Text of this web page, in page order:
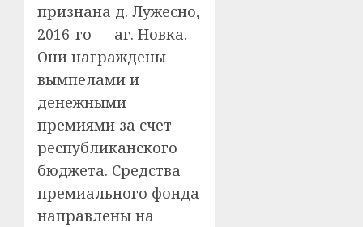
признана д. Лужесно,
2016-го — аг. Новка.
Они награждены
вымпелами и
денежными
премиями за счет
республиканского
бюджета. Средства
премиального фонда
направлены на